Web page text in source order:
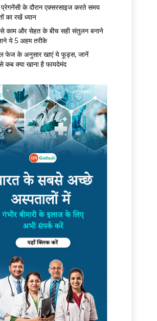
प्रेगनेंसी के दौरान एक्सरसाइज करते समय
का रखें ध्यान
काम और सेहत के बीच सही संतुलन बनाने
ये 5 अहम तरीके
फेज के अनुसार खाएं ये फूड्स, जानें
कब क्या खाना है फायदेमंद